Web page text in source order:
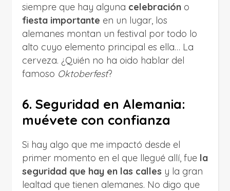
siempre que hay alguna celebración o
fiesta importante en un lugar, los
alemanes montan un festival por todo lo
alto cuyo elemento principal es ella… La
cerveza. ¿Quién no ha oido hablar del
famoso Oktoberfest?
6. Seguridad en Alemania:
muévete con confianza
Si hay algo que me impactó desde el
primer momento en el que llegué allí, fue la
seguridad que hay en las calles y la gran
lealtad que tienen alemanes. No digo que